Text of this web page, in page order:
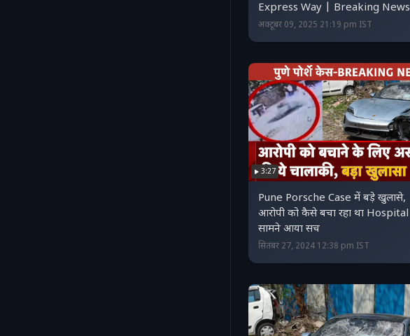
Express Way | Breaking News
अक्टूबर 09, 2025 21:19 pm IST
3:27
Pune Porsche Case में बड़े खुलासे,
आरोपी को कैसे बचा रहा था Hospital
सामने आया सच
सितंबर 27, 2024 12:38 pm IST